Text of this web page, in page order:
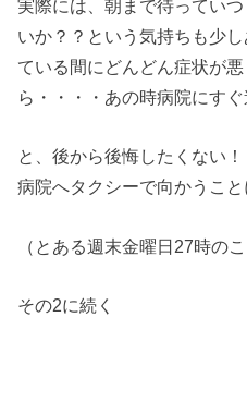
実際には、朝まで待ってい
いか？？という気持ちも少
ている間にどんどん症状が
ら・・・・あの時病院にす
と、後から後悔したくない
病院へタクシーで向かうこと
（とある週末金曜日27時のこ
その2に続く